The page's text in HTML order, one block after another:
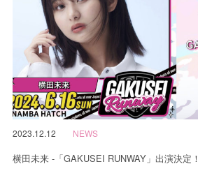
2023.12.12 NEWS
横田未来 -「GAKUSEI RUNWAY」出演決定！